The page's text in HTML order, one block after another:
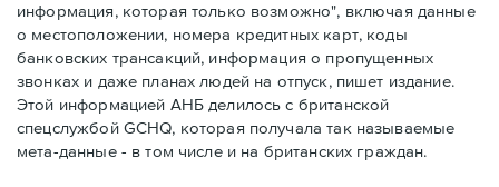
информация, которая только возможно", включая данные
о местоположении, номера кредитных карт, коды
банковских трансакций, информация о пропущенных
звонках и даже планах людей на отпуск, пишет издание.
Этой информацией АНБ делилось с британской
спецслужбой GCHQ, которая получала так называемые
мета-данные - в том числе и на британских граждан.